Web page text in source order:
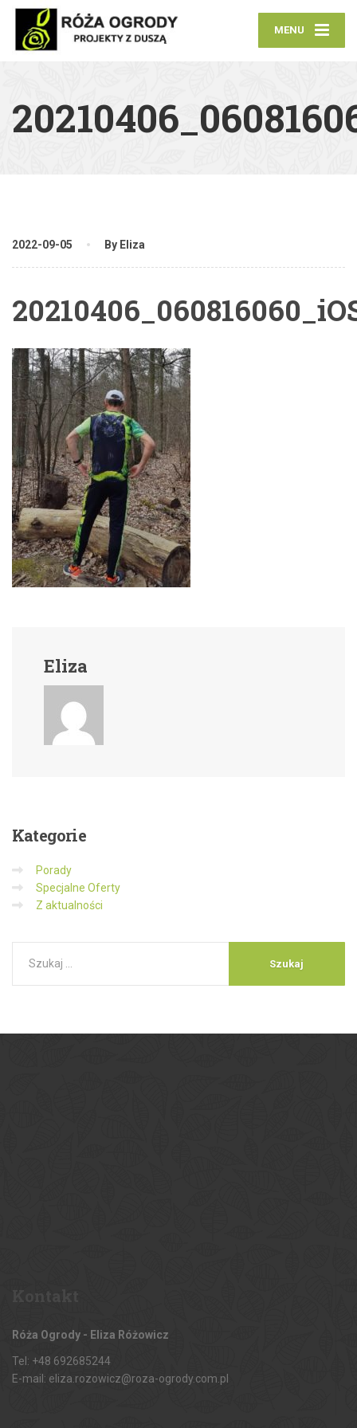
MENU
2022-09-05 By Eliza
Eliza
Kategorie
Porady
Specjalne Oferty
Z aktualności
Róża Ogrody - Eliza Różowicz
Tel: +48 692685244
E-mail: eliza.rozowicz@roza-ogrody.com.pl